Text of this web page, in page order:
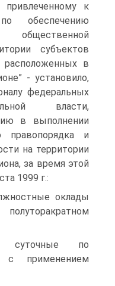
привлеченному к
обеспечению
субъектов
расположенных в
- установило,
федеральных
власти,
в выполнении
правопорядка и
на территории
за время этой
1999 г.:
оклады
суточные по
с применением